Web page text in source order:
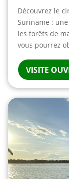
Découvrez le
Suriname :
les forêts de
vous pourrez
VISITE